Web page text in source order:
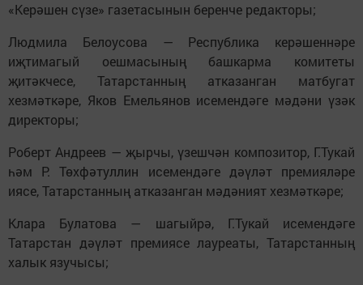
«Керәшен сүзе» газетасынын беренче редакторы;
Людмила Белоусова — Республика керәшеннәре
иҗтимагый оешмасының башкарма комитеты
җитәкчесе, Татарстанның атказанган матбугат
хезмәткәре, Яков Емельянов исемендәге мәдәни үзәк
директоры;
Роберт Андреев — җырчы, үзешчән композитор, Г.Тукай
һәм Р. Төхфәтуллин исемендәге дәүләт премияләре
иясе, Татарстанның атказанган мәдәният хезмәткәре;
Клара Булатова — шагыйрә, Г.Тукай исемендәге
Татарстан дәүләт премиясе лауреаты, Татарстанның
халык язучысы;